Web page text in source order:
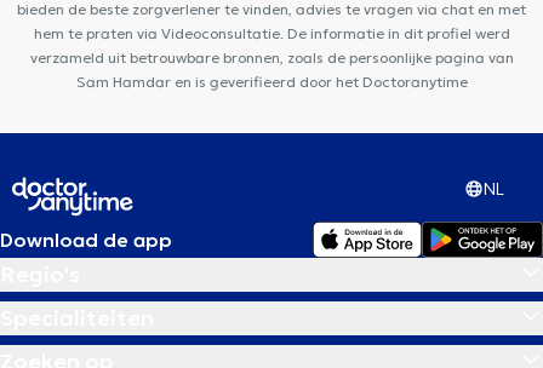
bieden de beste zorgverlener te vinden, advies te vragen via chat en met
hem te praten via Videoconsultatie. De informatie in dit profiel werd
verzameld uit betrouwbare bronnen, zoals de persoonlijke pagina van
Sam Hamdar en is geverifieerd door het Doctoranytime
NL
Download de app